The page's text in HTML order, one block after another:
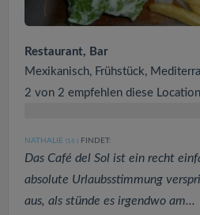
Restaurant, Bar
Mexikanisch, Frühstück,
2 von 2 empfehlen diese Location
NATHALIE (16 ) FINDET:
Das Café del Sol ist ein recht
absolute Urlaubsstimmung
aus, als stünde es irgendwo am...